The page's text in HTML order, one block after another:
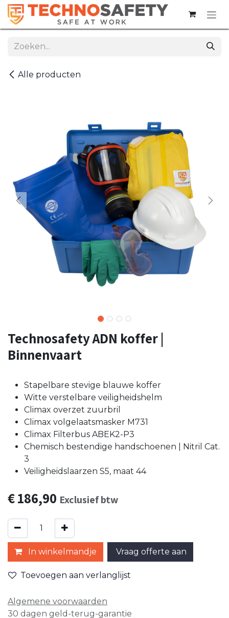
Overslaan naar inhoud
Alle producten
Technosafety ADN koffer |
Binnenvaart
Stapelbare stevige blauwe koffer
Witte verstelbare veiligheidshelm
Climax overzet zuurbril
Climax volgelaatsmasker M731
Climax Filterbus ABEK2-P3
Chemisch bestendige handschoenen | Nitril Cat.
3
Veiligheidslaarzen S5, maat 44
€186,90 Exclusief btw
In winkelmandje Vraag offerte aan
Toevoegen aan verlanglijst
Algemene voorwaarden
30 dagen geld-terug-garantie